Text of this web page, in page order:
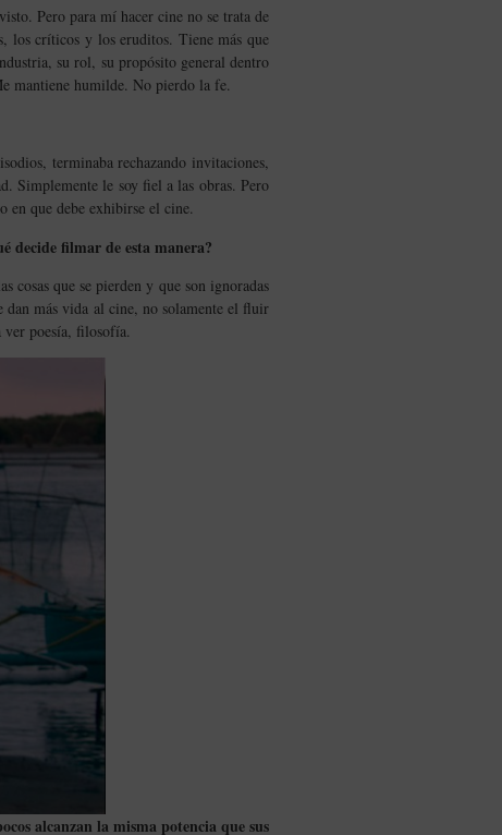
Pero para mí hacer cine no se trata de
los críticos y los eruditos. Tiene más que
su rol, su propósito general dentro
mantiene humilde. No pierdo la fe.
terminaba rechazando invitaciones,
Simplemente le soy fiel a las obras. Pero
en que debe exhibirse el cine.
decide filmar de esta manera?
que se pierden y que son ignoradas
dan más vida al cine, no solamente el fluir
ver poesía, filosofía.
alcanzan la misma potencia que sus